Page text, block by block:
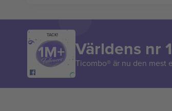
TACK!
Världens nr
Ticombo® är nu den mest